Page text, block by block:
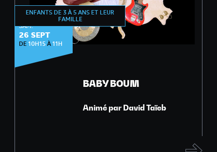
ÉVEIL MUSICAL
SAM.
26 SEPT
DE 10H15 À11H
ENFANTS DE 3 À 5 ANS ET LEUR
FAMILLE
BABY BOUM
Animé par David Taïeb